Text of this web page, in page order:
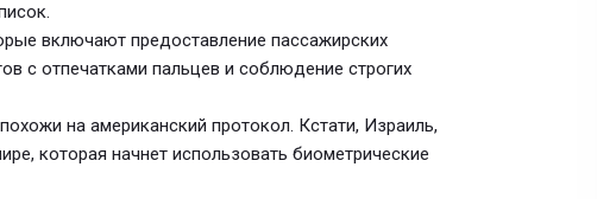
включают предоставление пассажирских
с отпечатками пальцев и соблюдение строгих
на американский протокол. Кстати, Израиль,
которая начнет использовать биометрические